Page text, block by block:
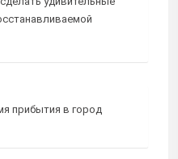
прибытия в город